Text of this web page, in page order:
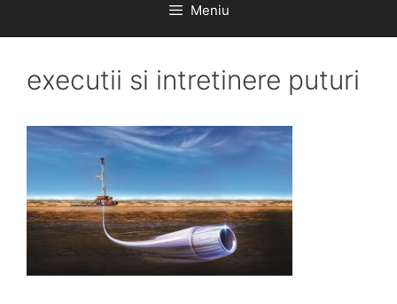
Meniu
executii si intretinere puturi